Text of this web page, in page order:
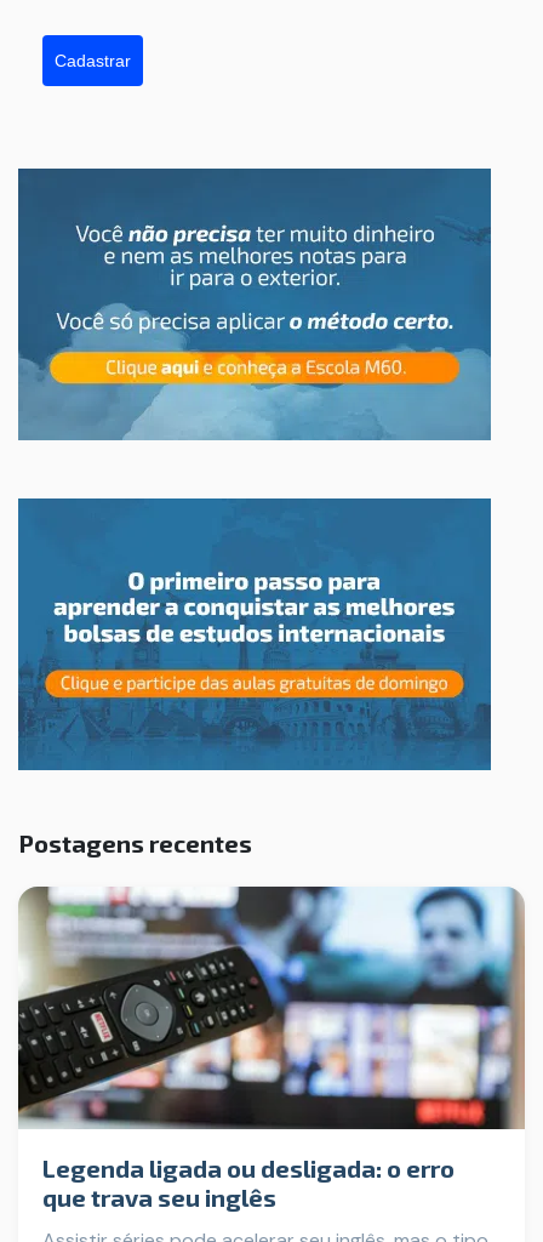
Cadastrar
Postagens recentes
Legenda ligada ou desligada: o erro
que trava seu inglês